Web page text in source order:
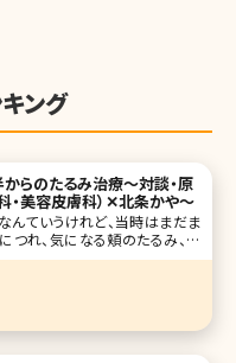
ング
らのたるみ治療〜対談・原
・美容皮膚科）✕北条かや〜
んていうけれど、当時はまだま
つれ、気になる頬のたるみ、毛
グを始めるにはまだ早い気が
ればいいの?美容皮膚科・外科っ
すべく、八重洲形成外科・美容